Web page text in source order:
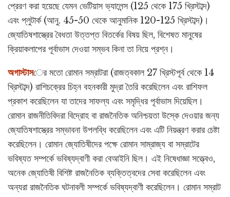
প্রেরণ করা হয়েছে যেমন ভেটিয়াস ভ্যালেন্স (125 থেকে 175 খ্রিস্টাব্দ)
এবং প্লুটার্ক (আনু. 45-50 থেকে আনুমানিক 120-125 খ্রিস্টাব্দ)।
জ্যোতিষশাস্ত্রের বৈধতা উত্তপ্ত বিতর্কের বিষয় ছিল, বিশেষত মানুষের
ক্রিয়াকলাপের পূর্বাভাস দেওয়া সম্ভব কিনা তা নিয়ে প্রশ্ন।
অগাস্টাসের মতো রোমান সম্রাটরা (রাজত্বকাল 27 খ্রিস্টপূর্ব থেকে 14
খ্রিস্টাব্দ) রাশিচক্রের চিহ্ন বহনকারী মুদ্রা তৈরি করেছিলেন এবং রাশিফল
প্রকাশ করেছিলেন যা তাদের সাফল্য এবং সমৃদ্ধির পূর্বাভাস দিয়েছিল।
রোমান রাজনীতিবিদরা বিদ্রোহ বা রাজনৈতিক অনিশ্চয়তা উস্কে দেওয়ার জন্য
জ্যোতিষশাস্ত্রের সম্ভাবনা উপলব্ধি করেছিলেন এবং এটি নিয়ন্ত্রণ করার চেষ্টা
করেছিলেন। রোমান জ্যোতিষীদের পক্ষে রোমান সাম্রাজ্য বা সম্রাটের
ভবিষ্যত সম্পর্কে ভবিষ্যদ্বাণী করা বেআইনি ছিল। এই নিষেধাজ্ঞা সত্ত্বেও,
অনেক জ্যোতিষী বিশিষ্ট রাজনৈতিক ব্যক্তিত্বদের সেবা করেছিলেন এবং
অন্যরা রাজনৈতিক ঘটনাবলী সম্পর্কে ভবিষ্যদ্বাণী করেছিলেন। রোমান সম্রাট